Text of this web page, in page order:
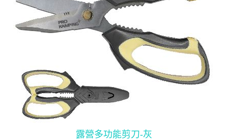
露營多功能剪刀-灰